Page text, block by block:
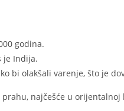
godina.
je Indija.
bi olakšali varenje, što je
prahu, najčešće u